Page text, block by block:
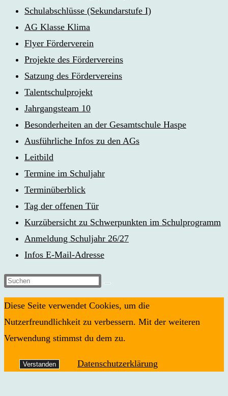
Schulabschlüsse (Sekundarstufe I)
AG Klasse Klima
Flyer Förderverein
Projekte des Fördervereins
Satzung des Fördervereins
Talentschulprojekt
Jahrgangsteam 10
Besonderheiten an der Gesamtschule Haspe
Ausführliche Infos zu den AGs
Leitbild
Termine im Schuljahr
Terminüberblick
Tag der offenen Tür
Kurzübersicht zu Schwerpunkten im Schulprogramm
Anmeldung Schuljahr 26/27
Infos E-Mail-Adresse
Diese
Website
durchsuchen
Diese Seite verwendet Cookies, um die
Nutzerfreundlichkeit zu verbessern. Mit der weiteren
Verwendung stimmst du dem zu.
Verstanden Datenschutzerklärung